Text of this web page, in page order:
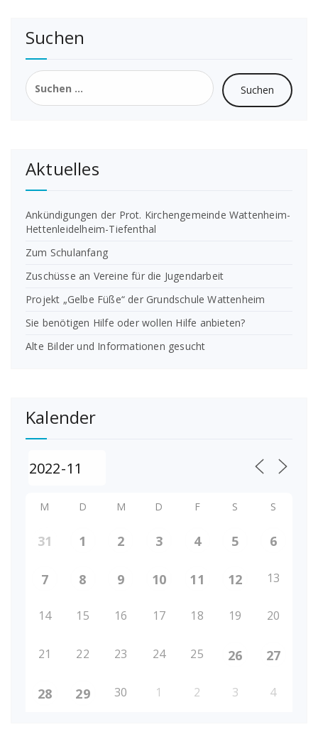
Suchen
Suchen
nach:
Aktuelles
Ankündigungen der Prot. Kirchengemeinde Wattenheim-
Hettenleidelheim-Tiefenthal
Zum Schulanfang
Zuschüsse an Vereine für die Jugendarbeit
Projekt „Gelbe Füße“ der Grundschule Wattenheim
Sie benötigen Hilfe oder wollen Hilfe anbieten?
Alte Bilder und Informationen gesucht
Kalender
M D M D F S S
31 1 2 3 4 5 6
7 8 9 10 11 12 13
14 15 16 17 18 19 20
21 22 23 24 25 26 27
28 29 30 1 2 3 4